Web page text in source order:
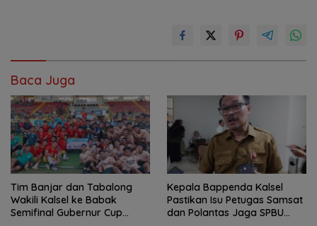
Baca Juga
Tim Banjar dan Tabalong
Wakili Kalsel ke Babak
Semifinal Gubernur Cup
Kepala Bappenda Kalsel
Pastikan Isu Petugas Samsat
dan Polantas Jaga SPBU